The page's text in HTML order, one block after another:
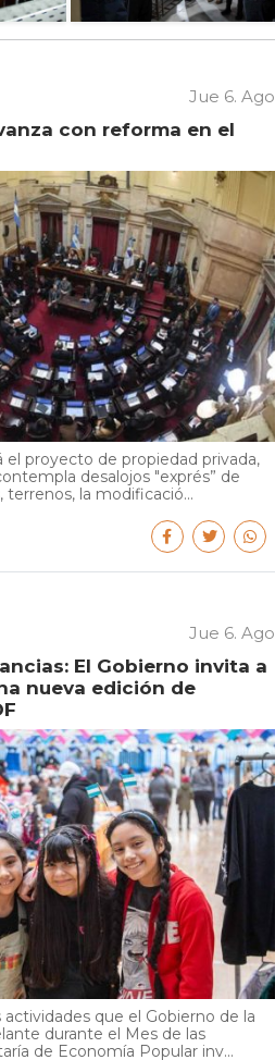
Jue 6. Ago
con reforma en el
el proyecto de propiedad privada,
desalojos "exprés” de
terrenos, la modificació...
Jue 6. Ago
El Gobierno invita a
nueva edición de
actividades que el Gobierno de la
durante el Mes de las
de Economía Popular inv...